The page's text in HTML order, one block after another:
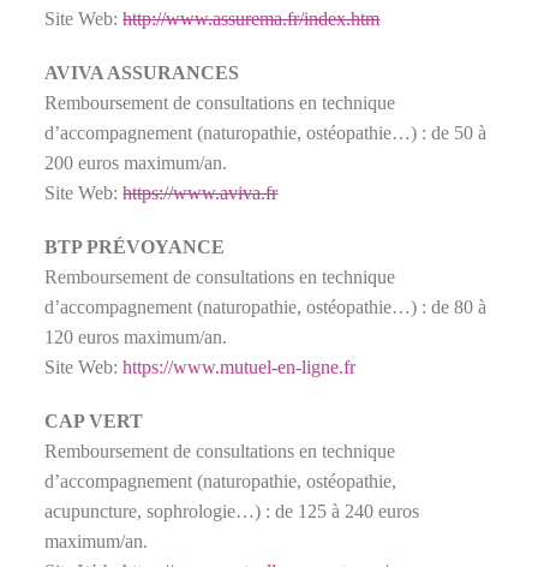
Site Web:http://www.assurema.fr/index.htm
AVIVA ASSURANCES
Remboursement de consultations en technique
d’accompagnement (naturopathie, ostéopathie…) : de 50 à
200 euros maximum/an.
Site Web:https://www.aviva.fr
BTP PRÉVOYANCE
Remboursement de consultations en technique
d’accompagnement (naturopathie, ostéopathie…) : de 80 à
120 euros maximum/an.
Site Web:https://www.mutuel-en-ligne.fr
CAP VERT
Remboursement de consultations en technique
d’accompagnement (naturopathie, ostéopathie,
acupuncture, sophrologie…) : de 125 à 240 euros
maximum/an.